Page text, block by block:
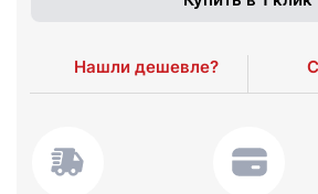
Нашли дешевле?